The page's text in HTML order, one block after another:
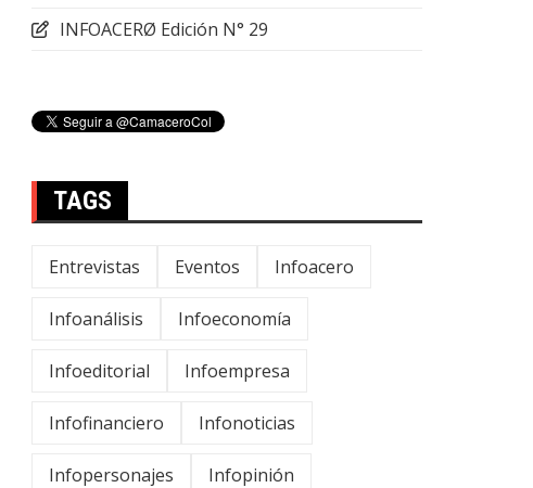
INFOACERØ Edición N° 29
TAGS
Entrevistas Eventos Infoacero
Infoanálisis Infoeconomía
Infoeditorial Infoempresa
Infofinanciero Infonoticias
Infopersonajes Infopinión